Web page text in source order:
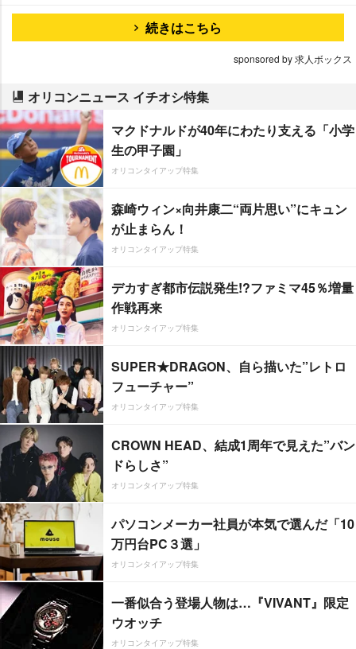
続きはこちら
sponsored by 求人ボックス
オリコンニュース イチオシ特集
マクドナルドが40年にわたり支える「小学
生の甲子園」
オリコンタイアップ特集
森崎ウィン×向井康二“両片思い”にキュン
が止まらん！
オリコンタイアップ特集
デカすぎ都市伝説発生!?ファミマ45％増量
作戦再来
オリコンタイアップ特集
SUPER★DRAGON、自ら描いた”レトロ
フューチャー”
オリコンタイアップ特集
CROWN HEAD、結成1周年で見えた”バン
ドらしさ”
オリコンタイアップ特集
パソコンメーカー社員が本気で選んだ「10
万円台PC３選」
オリコンタイアップ特集
一番似合う登場人物は…『VIVANT』限定
ウオッチ
オリコンタイアップ特集